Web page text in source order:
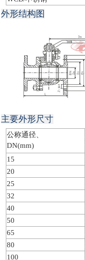
外形结构图
主要外形尺寸
公称通径、
DN(mm)
15
20
25
32
40
50
65
80
100